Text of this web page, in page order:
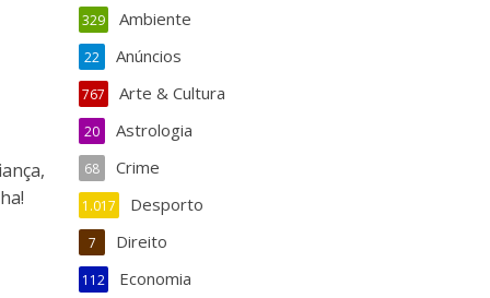
Ambiente
329
Anúncios
22
Arte & Cultura
767
Astrologia
20
Crime
68
Desporto
1.017
Direito
7
Economia
112